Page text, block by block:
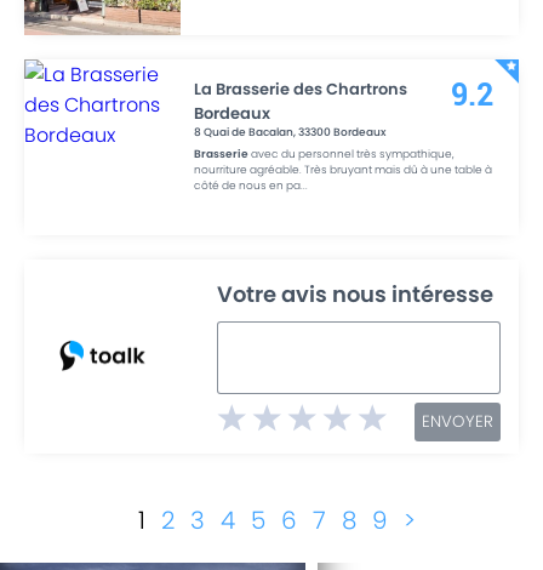
La Brasserie des Chartrons
Bordeaux
8 Quai de Bacalan,33300Bordeaux
Brasserieavec du personnel très sympathique,
nourriture agréable. Très bruyant mais dû à une table à
côté de nous en pa...
9.2
Votre avis nous intéresse
ENVOYER
1 2 3 4 5 6 7 8 9 >